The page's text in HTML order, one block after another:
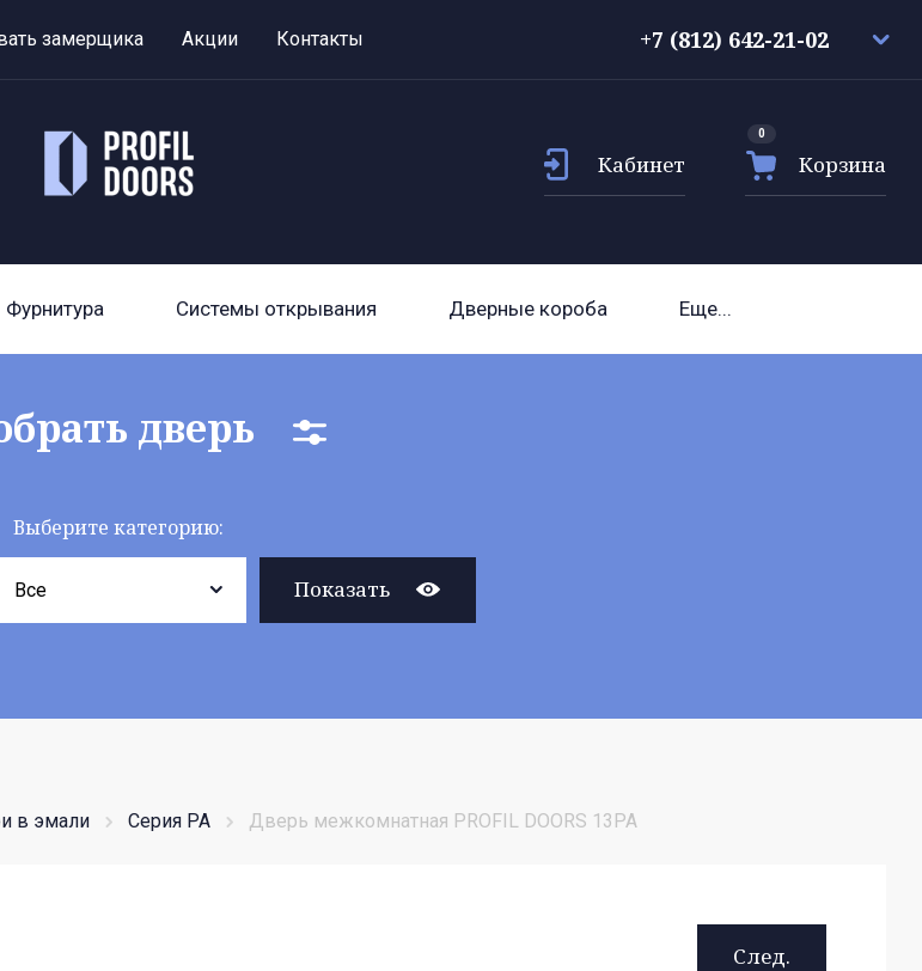
замерщика Акции Контакты +7 (812) 642-21-02
Кабинет Корзина
0
Фурнитура Системы открывания Дверные короба Еще...
дверь
Выберите категорию:
Показать
в эмали Серия PA Дверь межкомнатная PROFIL DOORS 13PA
След.